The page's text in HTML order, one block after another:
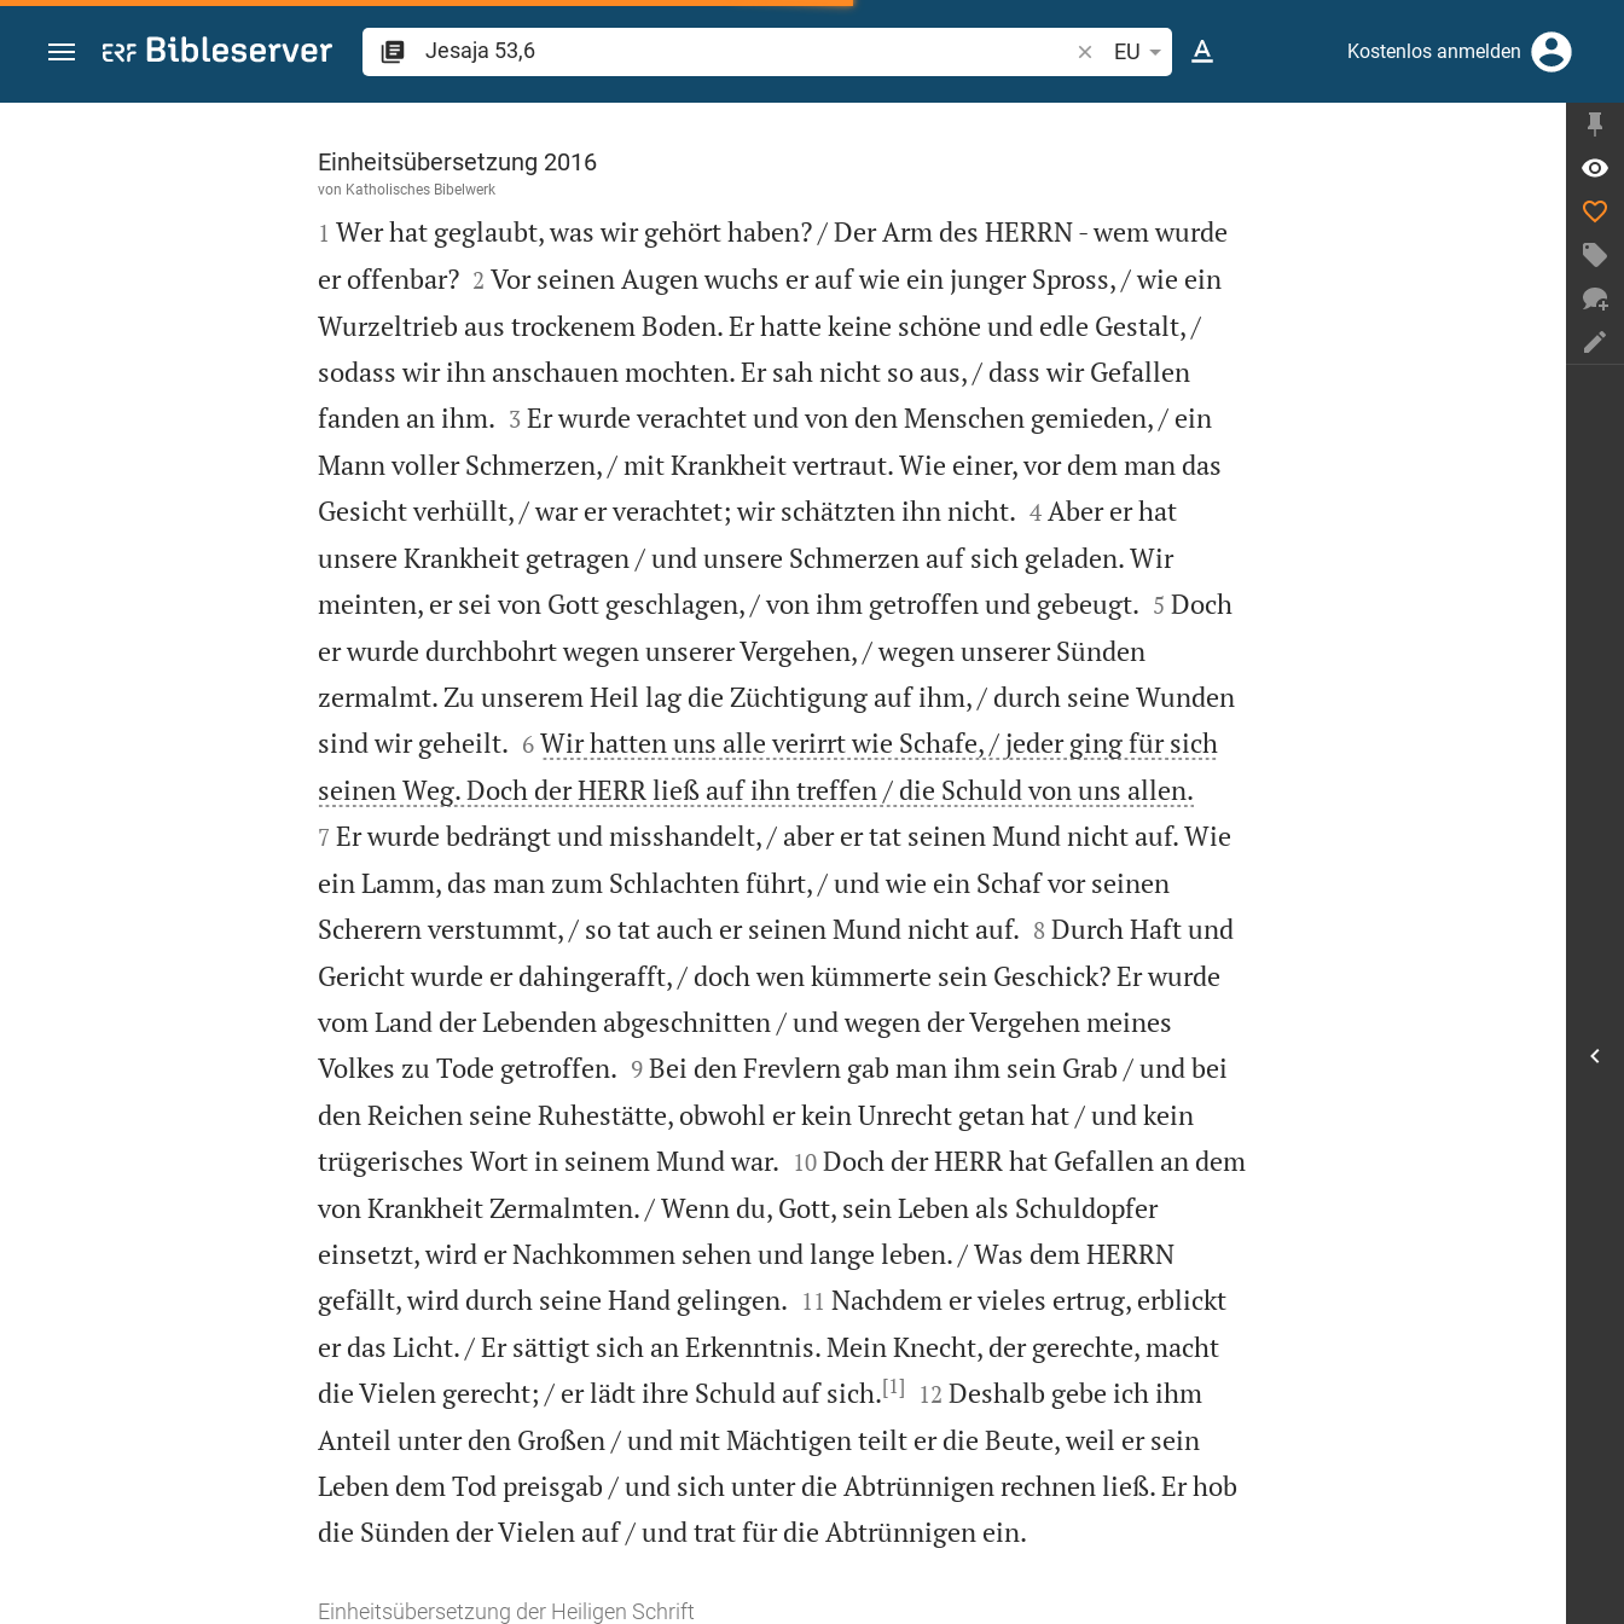
Zum Inhalt springen
Bibelstelle oder Begriff suchen
EU Kostenlos anmelden
Jesaja 53
Einheitsübersetzung 2016
von Katholisches Bibelwerk

1 Wer hat geglaubt, was wir gehört haben? / Der Arm des HERRN - wem wurde
er offenbar?
2 Vor seinen Augen wuchs er auf wie ein junger Spross, / wie ein
Wurzeltrieb aus trockenem Boden. Er hatte keine schöne und edle Gestalt, /
sodass wir ihn anschauen mochten. Er sah nicht so aus, / dass wir Gefallen
fanden an ihm.
3 Er wurde verachtet und von den Menschen gemieden, / ein
Mann voller Schmerzen, / mit Krankheit vertraut. Wie einer, vor dem man das
Gesicht verhüllt, / war er verachtet; wir schätzten ihn nicht.
4 Aber er hat
unsere Krankheit getragen / und unsere Schmerzen auf sich geladen. Wir
meinten, er sei von Gott geschlagen, / von ihm getroffen und gebeugt.
5 Doch
er wurde durchbohrt wegen unserer Vergehen, / wegen unserer Sünden
zermalmt. Zu unserem Heil lag die Züchtigung auf ihm, / durch seine Wunden
sind wir geheilt.
6 Wir hatten uns alle verirrt wie Schafe, / jeder ging für sich
seinen Weg. Doch der HERR ließ auf ihn treffen / die Schuld von uns allen.
7 Er wurde bedrängt und misshandelt, / aber er tat seinen Mund nicht auf. Wie
ein Lamm, das man zum Schlachten führt, / und wie ein Schaf vor seinen
Scherern verstummt, / so tat auch er seinen Mund nicht auf.
8 Durch Haft und
Gericht wurde er dahingerafft, / doch wen kümmerte sein Geschick? Er wurde
vom Land der Lebenden abgeschnitten / und wegen der Vergehen meines
Volkes zu Tode getroffen.
9 Bei den Frevlern gab man ihm sein Grab / und bei
den Reichen seine Ruhestätte, obwohl er kein Unrecht getan hat / und kein
trügerisches Wort in seinem Mund war.
10 Doch der HERR hat Gefallen an dem
von Krankheit Zermalmten. / Wenn du, Gott, sein Leben als Schuldopfer
einsetzt, wird er Nachkommen sehen und lange leben. / Was dem HERRN
gefällt, wird durch seine Hand gelingen.
11 Nachdem er vieles ertrug, erblickt
er das Licht. / Er sättigt sich an Erkenntnis. Mein Knecht, der gerechte, macht
die Vielen gerecht; / er lädt ihre Schuld auf sich.[1]
12 Deshalb gebe ich ihm
Anteil unter den Großen / und mit Mächtigen teilt er die Beute, weil er sein
Leben dem Tod preisgab / und sich unter die Abtrünnigen rechnen ließ. Er hob
die Sünden der Vielen auf / und trat für die Abtrünnigen ein.
Einheitsübersetzung der Heiligen Schrift